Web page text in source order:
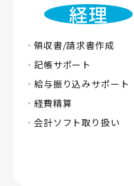
経理
領収書/請求書作成
記帳サポート
給与振り込みサポート
経費精算
会計ソフト取り扱い